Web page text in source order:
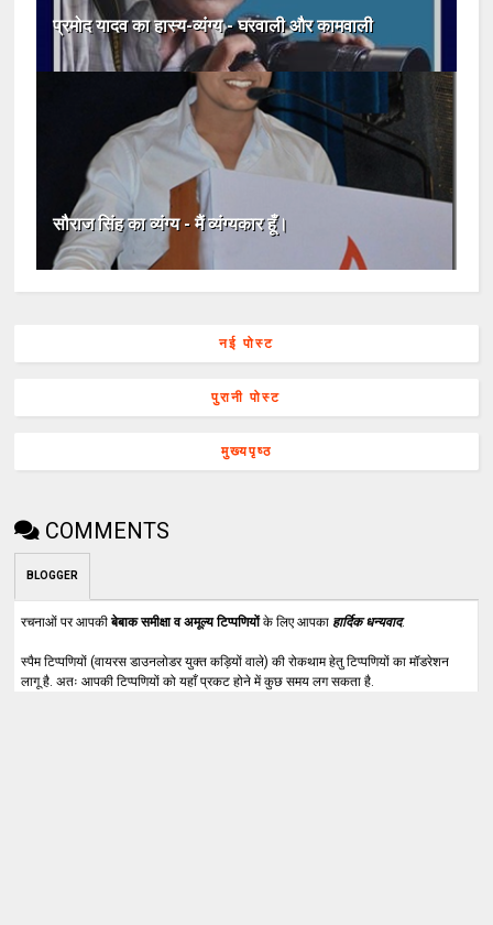
प्रमोद यादव का हास्य-व्यंग्य - घरवाली और कामवाली
सौराज सिंह का व्यंग्य - मैं व्यंग्यकार हूँ।
नई पोस्ट
पुरानी पोस्ट
मुख्यपृष्ठ
COMMENTS
BLOGGER
रचनाओं पर आपकीबेबाक समीक्षा व अमूल्य टिप्पणियोंके लिए आपका हार्दिक धन्यवाद.
स्पैम टिप्पणियों (वायरस डाउनलोडर युक्त कड़ियों वाले) की रोकथाम हेतु टिप्पणियों का मॉडरेशन
लागू है. अतः आपकी टिप्पणियों को यहाँ प्रकट होने में कुछ समय लग सकता है.